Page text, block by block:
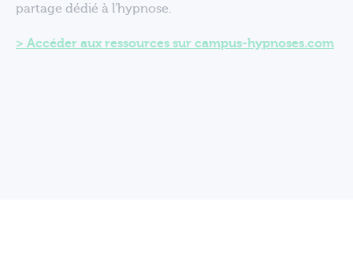
partage dédié à l'hypnose.
Accéder aux ressources sur campus-hypnoses.com